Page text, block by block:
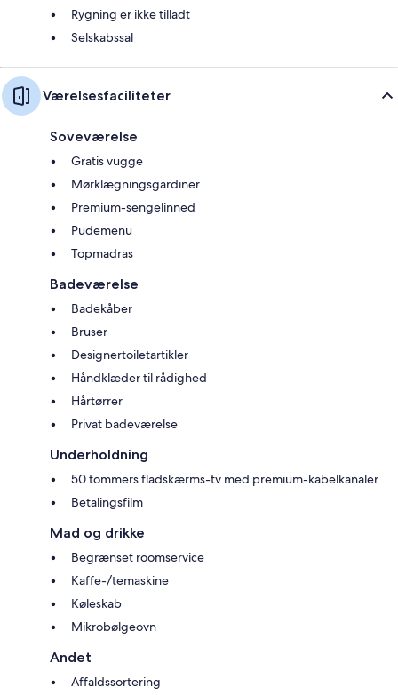
Rygning er ikke tilladt
Selskabssal
Værelsesfaciliteter
Soveværelse
Gratis vugge
Mørklægningsgardiner
Premium-sengelinned
Pudemenu
Topmadras
Badeværelse
Badekåber
Bruser
Designertoiletartikler
Håndklæder til rådighed
Hårtørrer
Privat badeværelse
Underholdning
50 tommers fladskærms-tv med premium-kabelkanaler
Betalingsfilm
Mad og drikke
Begrænset roomservice
Kaffe-/temaskine
Køleskab
Mikrobølgeovn
Andet
Affaldssortering